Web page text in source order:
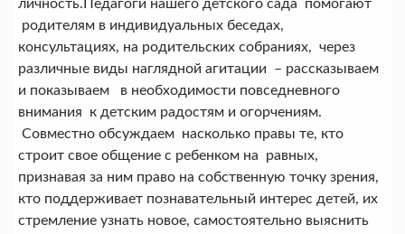
личность. Педагоги нашего детского сада помогают
родителям в индивидуальных беседах,
консультациях, на родительских собраниях, через
различные виды наглядной агитации – рассказываем
и показываем в необходимости повседневного
внимания к детским радостям и огорчениям.
Совместно обсуждаем насколько правы те, кто
строит свое общение с ребенком на равных,
признавая за ним право на собственную точку зрения,
кто поддерживает познавательный интерес детей, их
стремление узнать новое, самостоятельно выяснить